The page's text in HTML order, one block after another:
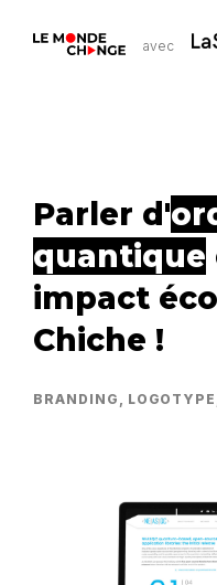
avec
Parler d'
quantique
impact
Chiche !
BRANDING,